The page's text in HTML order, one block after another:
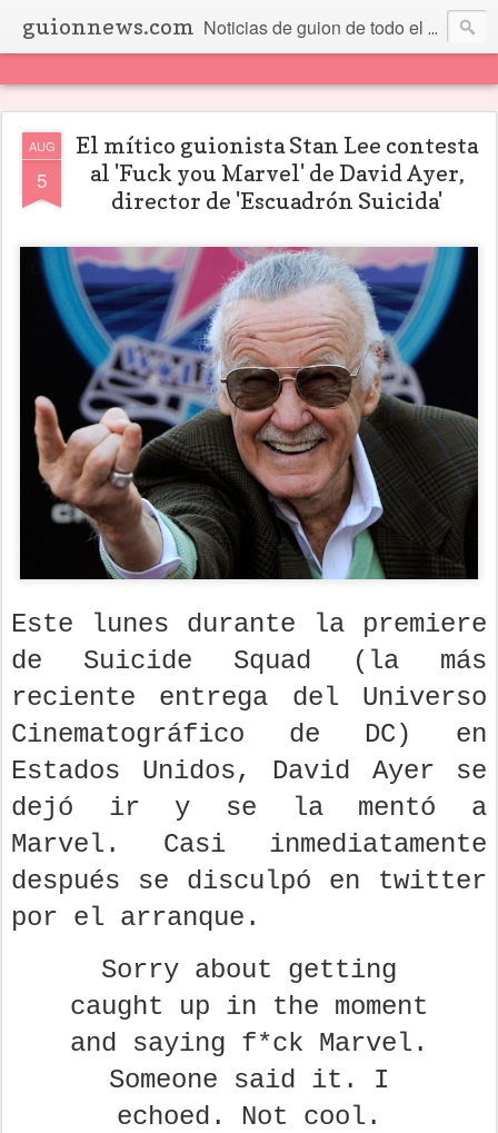
guionnews.com Noticias de guion de todo el mundo... Y más.
AUG
5
El mítico guionista Stan Lee contesta
al 'Fuck you Marvel' de David Ayer,
director de 'Escuadrón Suicida'
Este lunes durante la premiere
de Suicide Squad (la más
reciente entrega del Universo
Cinematográfico de DC) en
Estados Unidos, David Ayer se
dejó ir y se la mentó a
Marvel. Casi inmediatamente
después se disculpó en twitter
por el arranque.
Sorry about getting
caught up in the moment
and saying f*ck Marvel.
Someone said it. I
echoed. Not cool.